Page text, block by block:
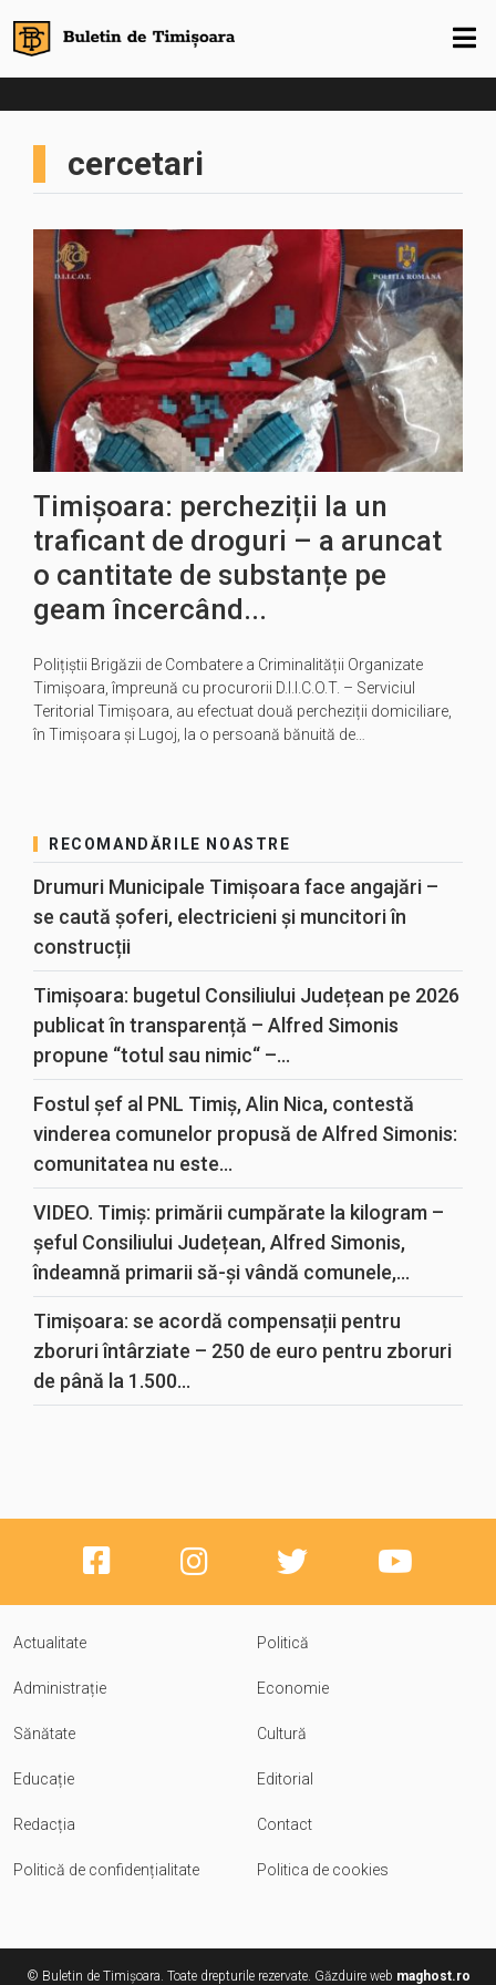
cercetari
Timișoara: percheziții la un
traficant de droguri – a aruncat
o cantitate de substanțe pe
geam încercând...
Polițiștii Brigăzii de Combatere a Criminalității Organizate
Timișoara, împreună cu procurorii D.I.I.C.O.T. – Serviciul
Teritorial Timișoara, au efectuat două percheziții domiciliare,
în Timișoara și Lugoj, la o persoană bănuită de…
RECOMANDĂRILE NOASTRE
Drumuri Municipale Timișoara face angajări –
se caută șoferi, electricieni și muncitori în
construcții
Timișoara: bugetul Consiliului Județean pe 2026
publicat în transparență – Alfred Simonis
propune “totul sau nimic“ –...
Fostul șef al PNL Timiș, Alin Nica, contestă
vinderea comunelor propusă de Alfred Simonis:
comunitatea nu este...
VIDEO. Timiș: primării cumpărate la kilogram –
șeful Consiliului Județean, Alfred Simonis,
îndeamnă primarii să-și vândă comunele,...
Timișoara: se acordă compensații pentru
zboruri întârziate – 250 de euro pentru zboruri
de până la 1.500...
Actualitate Politică
Administrație Economie
Sănătate Cultură
Educație Editorial
Redacția Contact
Politică de confidențialitate Politica de cookies
© Buletin de Timișoara. Toate drepturile rezervate. Găzduire web maghost.ro